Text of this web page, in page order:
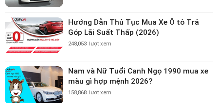
Hướng Dẫn Thủ Tục Mua Xe Ô tô Trả
Góp Lãi Suất Thấp (2026)
248,053 lượt xem
Nam và Nữ Tuổi Canh Ngọ 1990 mua xe
màu gì hợp mệnh 2026?
158,868 lượt xem